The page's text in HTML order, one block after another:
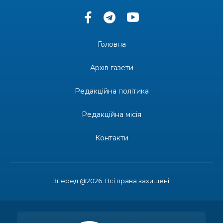
«Дві музи» у Рівному: свято краси, мистецтва
Одна з найяскравіших постатей Бахмута –
професійним святом
спецрахунки
Вперед @2026. Всі права захищені.
Головна
Архів газети
Редакційна політика
Редакційна місія
Контакти